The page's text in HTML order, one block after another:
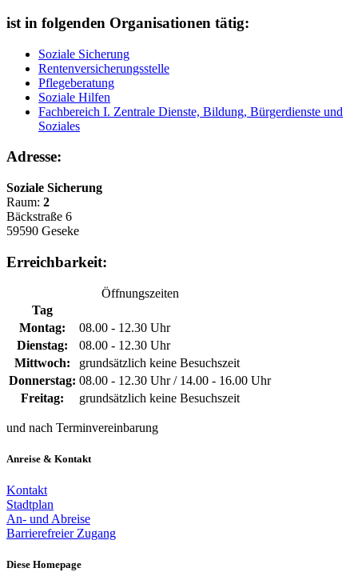
ist in folgenden Organisationen tätig:
Soziale Sicherung
Rentenversicherungsstelle
Pflegeberatung
Soziale Hilfen
Fachbereich I. Zentrale Dienste, Bildung, Bürgerdienste und
Soziales
Adresse:
Soziale Sicherung
Raum: 2
Bäckstraße 6
59590 Geseke
Erreichbarkeit:
Öffnungszeiten
Tag
Montag:
08.00 - 12.30 Uhr
Dienstag:
08.00 - 12.30 Uhr
Mittwoch:
grundsätzlich keine Besuchszeit
Donnerstag: 08.00 - 12.30 Uhr / 14.00 - 16.00 Uhr
Freitag:
grundsätzlich keine Besuchszeit
und nach Terminvereinbarung
Anreise & Kontakt
Kontakt
Stadtplan
An- und Abreise
Barrierefreier Zugang
Diese Homepage